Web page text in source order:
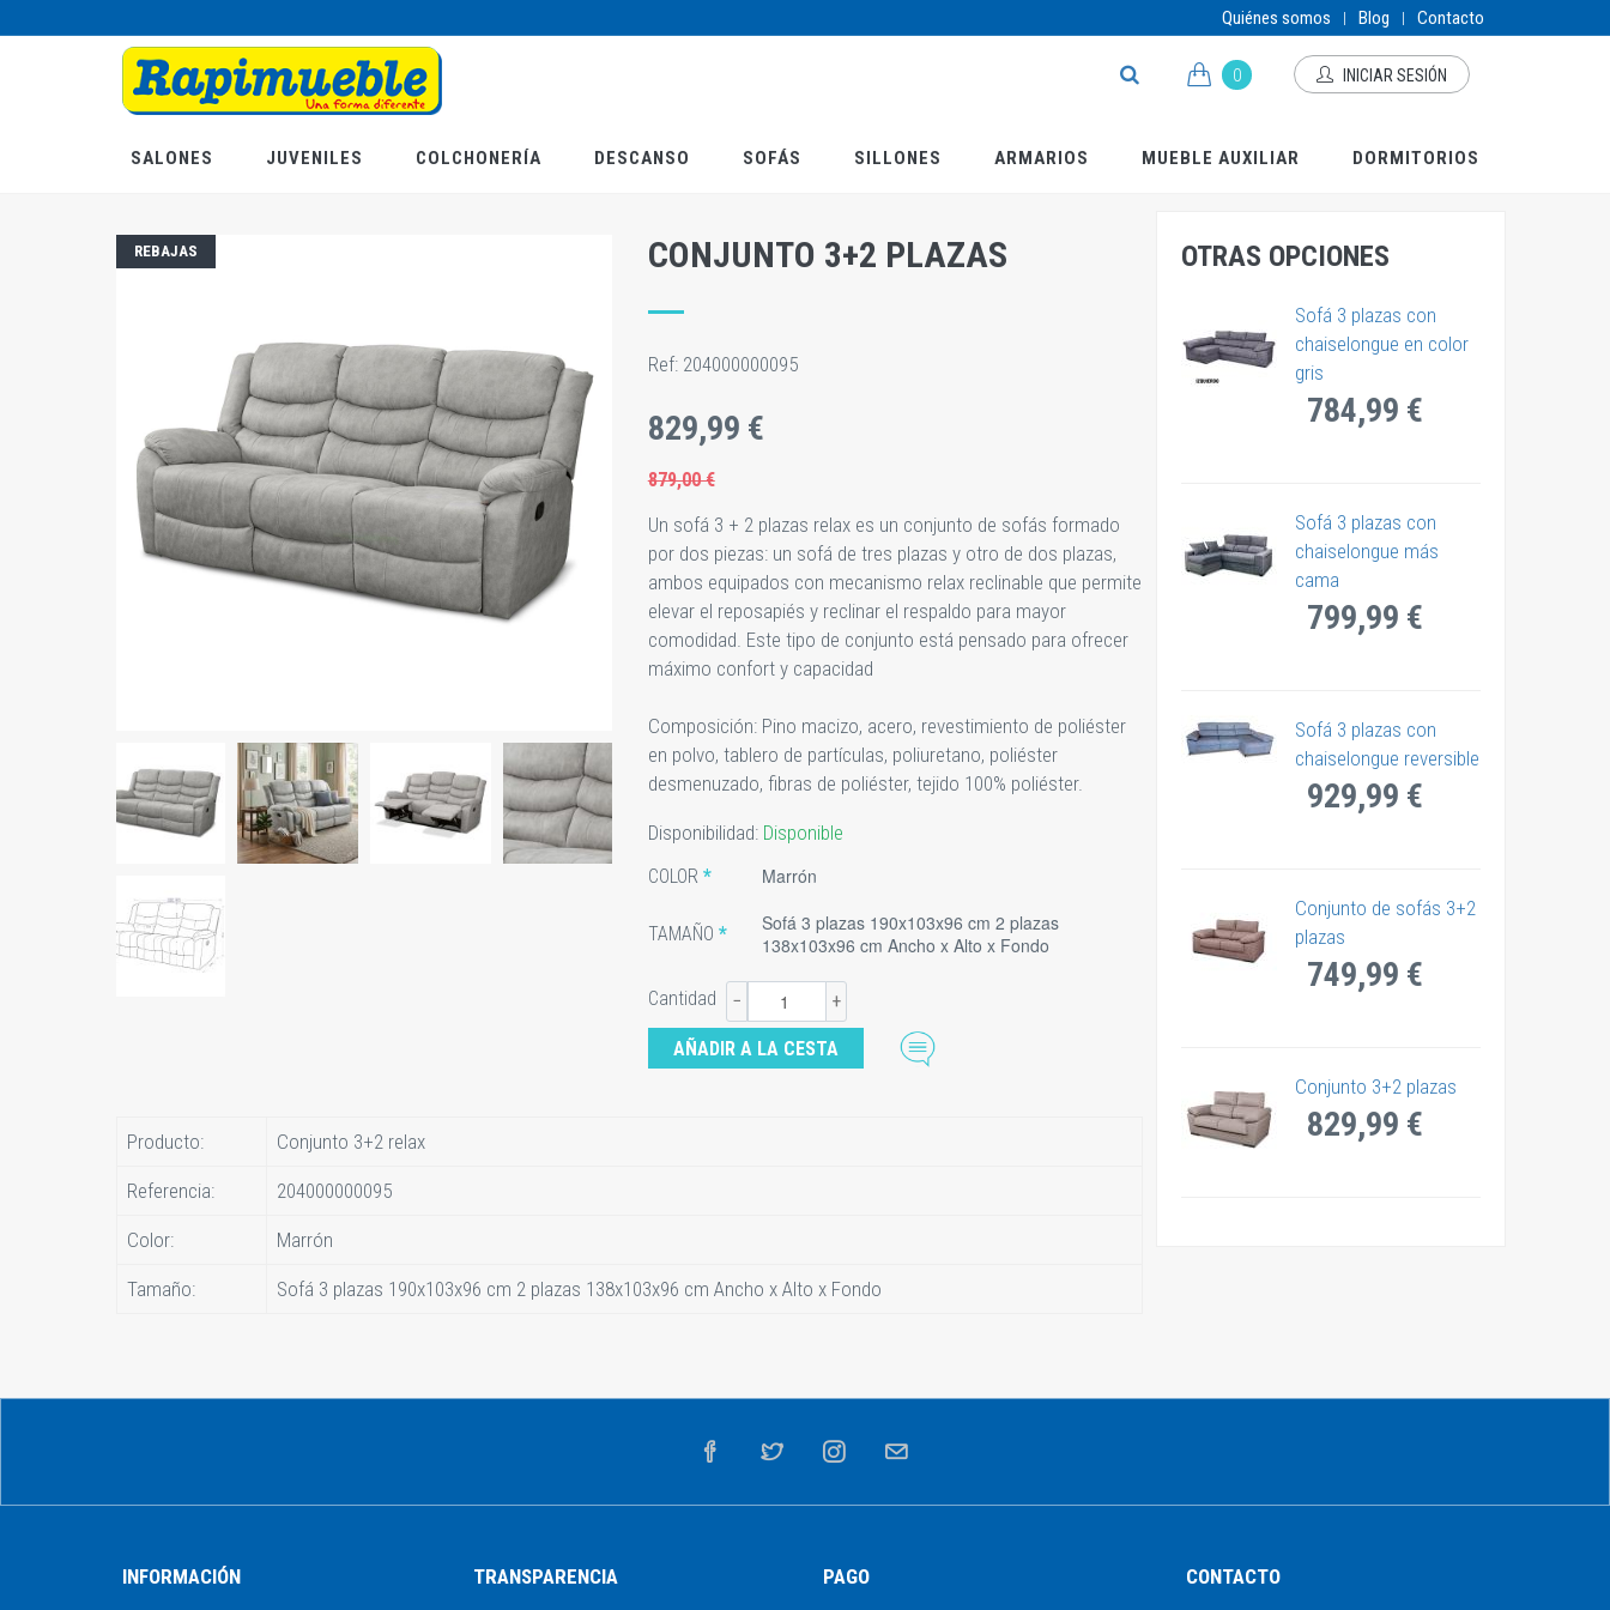
al
Quiénes somos | Blog | Contacto
0 INICIAR SESIÓN
SALONES JUVENILES COLCHONERÍA DESCANSO SOFÁS SILLONES ARMARIOS MUEBLE AUXILIAR DORMITORIOS
REBAJAS CONJUNTO 3+2 PLAZAS
Ref: 204000000095
829,99 €
879,00 €
Un sofá 3 + 2 plazas relax es un conjunto de sofás formado
por dos piezas: un sofá de tres plazas y otro de dos plazas,
ambos equipados con mecanismo relax reclinable que permite
elevar el reposapiés y reclinar el respaldo para mayor
comodidad. Este tipo de conjunto está pensado para ofrecer
máximo confort y capacidad
Composición: Pino macizo, acero, revestimiento de poliéster
en polvo, tablero de partículas, poliuretano, poliéster
desmenuzado, fibras de poliéster, tejido 100% poliéster.
Disponibilidad: Disponible
COLOR Marrón
TAMAÑO
Sofá 3 plazas 190x103x96 cm 2 plazas
138x103x96 cm Ancho x Alto x Fondo
Cantidad − +
Producto: Conjunto 3+2 relax
Referencia: 204000000095
Color: Marrón
Tamaño: Sofá 3 plazas 190x103x96 cm 2 plazas 138x103x96 cm Ancho x Alto x Fondo
OTRAS OPCIONES
Sofá 3 plazas con
chaiselongue en color
gris
784,99 €
Sofá 3 plazas con
chaiselongue más
cama
799,99 €
Sofá 3 plazas con
chaiselongue reversible
929,99 €
Conjunto de sofás 3+2
plazas
749,99 €
Conjunto 3+2 plazas
829,99 €
INFORMACIÓN TRANSPARENCIA PAGO CONTACTO